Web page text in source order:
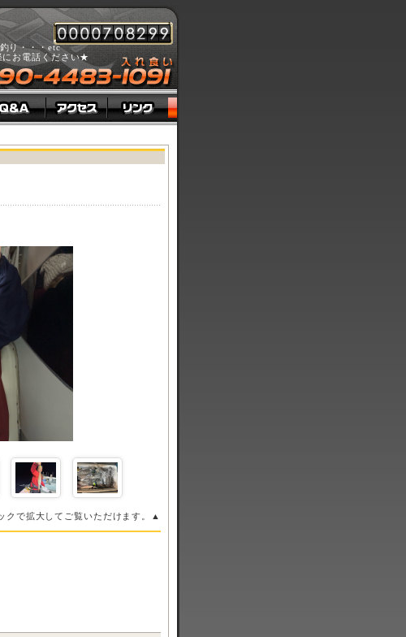
り・・・etc
にお電話ください★
クで拡大してご覧いただけます。▲